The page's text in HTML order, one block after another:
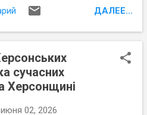
плідний постійно
жителів до спільної
Все це було зроблено
важливої мети в ...
влади обох громад
з експертами
досліджень (ПЦПСД) над
впливу
Херсонщини на вирішення
ДАЛЕЕ...
сучасних
Херсонщині
июня 02, 2026